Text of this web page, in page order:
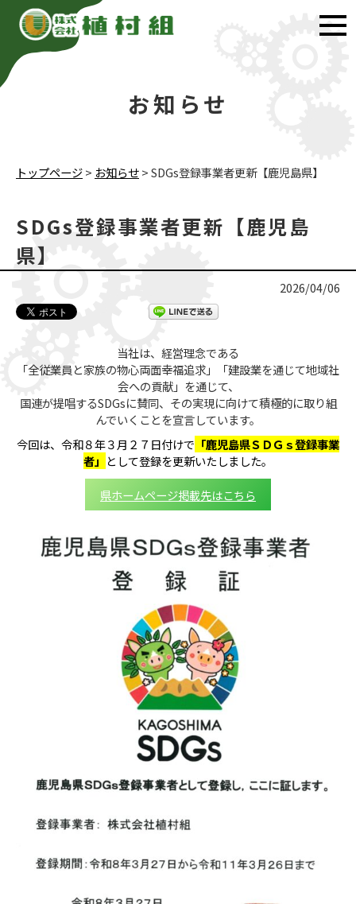
お知らせ
トップページ> お知らせ>SDGs登録事業者更新【鹿児島県】
SDGs登録事業者更新【鹿児島
県】
2026/04/06
当社は、経営理念である
「全従業員と家族の物心両面幸福追求」「建設業を通じて地域社
会への貢献」を通じて、
国連が提唱するSDGsに賛同、その実現に向けて積極的に取り組
んでいくことを宣言しています。
今回は、令和８年３月２７日付けで 「鹿児島県ＳＤＧｓ登録事業
者」 として登録を更新いたしました。
県ホームページ掲載先はこちら